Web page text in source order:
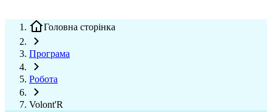
Головна сторінка
Програма
Робота
Volont'R